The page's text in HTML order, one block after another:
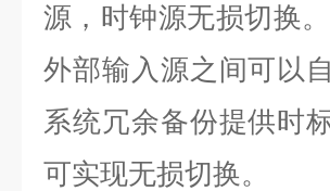
源，时钟源无损切换
外部输入源之间可以
系统冗余备份提供时
可实现无损切换。